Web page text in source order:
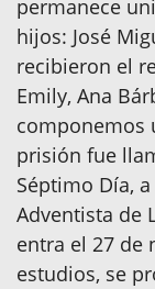
permanece
hijos: José
recibieron el
Emily, Ana
componemos
prisión fue
Séptimo Día,
Adventista de
entra el 27 de
estudios, se